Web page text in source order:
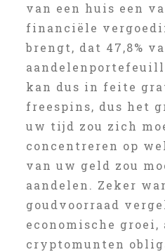
van een huis een
financiële
brengt, dat 47,8%
kan dus in feite
freespins, dus het
uw tijd zou zich
concentreren op
van uw geld zou
aandelen. Zeker
goudvoorraad
economische groei,
cryptomunten